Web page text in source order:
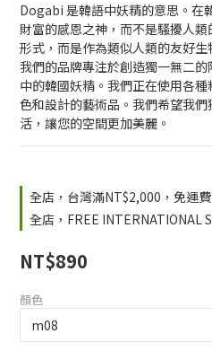
Dogabi 是韓語中妖精的意思。在
財富的感恩之神，而不是騷擾人
形式，而是作為類似人類的友好生
我們的品牌專注於創造獨一無二
中的韓國妖精。我們正在使用各
色和設計的藝術品。我們希望我
活，讓您的空間更加美麗。
全店，台灣滿NT$2,000，免運費
全店，FREE INTERNATIONAL
NT$890
顏色